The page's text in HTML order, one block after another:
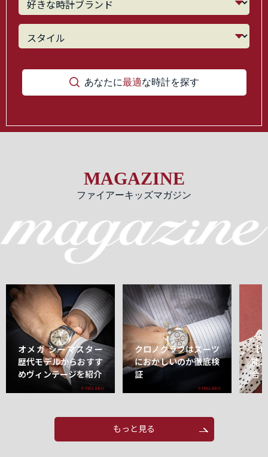
あなたに最適な時計を探す
MAGAZINE
ファイアーキッズマガジン
オメガ シーマスター
歴代モデルからおすす
めヴィンテージを紹介
クロノグラフはスーツ
におかしいのか徹底検
証
【
能
合
もっと見る